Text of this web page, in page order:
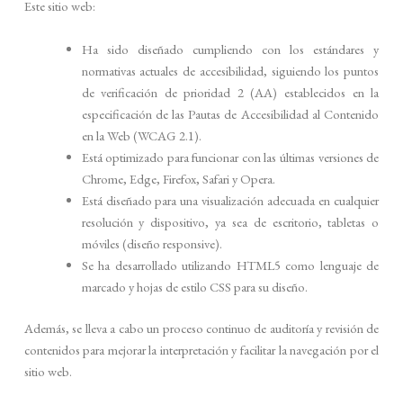
Este sitio web:
Ha sido diseñado cumpliendo con los estándares y
normativas actuales de accesibilidad, siguiendo los puntos
de verificación de prioridad 2 (AA) establecidos en la
especificación de las Pautas de Accesibilidad al Contenido
en la Web (WCAG 2.1).
Está optimizado para funcionar con las últimas versiones de
Chrome, Edge, Firefox, Safari y Opera.
Está diseñado para una visualización adecuada en cualquier
resolución y dispositivo, ya sea de escritorio, tabletas o
móviles (diseño responsive).
Se ha desarrollado utilizando HTML5 como lenguaje de
marcado y hojas de estilo CSS para su diseño.
Además, se lleva a cabo un proceso continuo de auditoría y revisión de
contenidos para mejorar la interpretación y facilitar la navegación por el
sitio web.